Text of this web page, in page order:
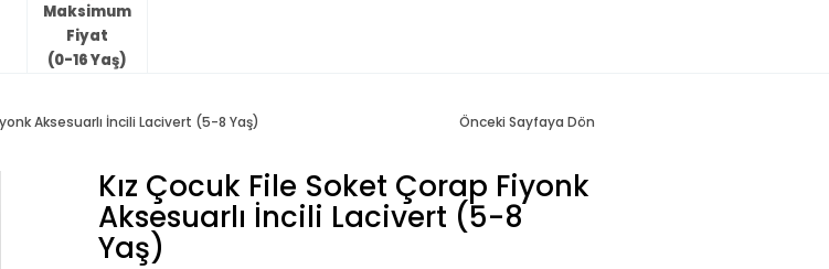
Maksimum
Fiyat
(0-16 Yaş)
Aksesuarlı İncili Lacivert (5-8 Yaş) Önceki Sayfaya Dön
Kız Çocuk File Soket Çorap Fiyonk
Aksesuarlı İncili Lacivert (5-8
Yaş)